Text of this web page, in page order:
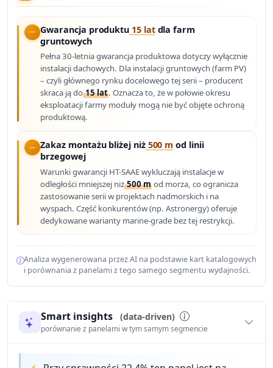
Gwarancja produktu 15 latdla farm
gruntowych
Pełna 30-letnia gwarancja produktowa dotyczy wyłącznie
instalacji dachowych. Dla instalacji gruntowych (farm PV)
– czyli głównego rynku docelowego tej serii – producent
skraca ją do15 lat. Oznacza to, że w połowie okresu
eksploatacji farmy moduły mogą nie być objęte ochroną
produktową.
Zakaz montażu bliżej niż500 m od linii
brzegowej
Warunki gwarancji HT-SAAE wykluczają instalacje w
odległości mniejszej niż500 m od morza, co ogranicza
zastosowanie serii w projektach nadmorskich i na
wyspach. Część konkurentów (np. Astronergy) oferuje
dedykowane warianty marine-grade bez tej restrykcji.
Analiza wygenerowana przez AI na podstawie kart katalogowych
i porównania z panelami z tego samego segmentu wydajności.
Smart insights (data-driven)
porównanie z panelami w tym samym segmencie